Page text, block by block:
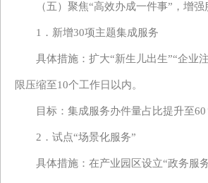
（五）聚焦“高效办成一件事”，增
1．新增30项主题集成服务
具体措施： 扩大“新生儿出生”“企业
限压缩至10个工作日以内。
目标：集成服务办件量占比提升至
2．试点“场景化服务”
具体措施：在产业园区设立“政务服